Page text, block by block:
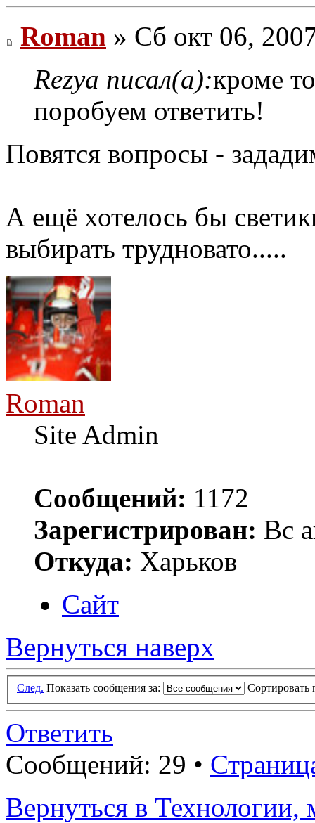
Roman » Сб окт 06,
Rezya писал(а):кроме
поробуем ответить!
Повятся вопросы -
А ещё хотелось бы
выбирать трудновато.....
Roman
Site Admin
Сообщений: 1172
Зарегистрирован: Вс
Откуда: Харьков
Сайт
Вернуться наверх
След. Показать сообщения за: Сортировать
Ответить
Сообщений: 29 •
Вернуться в